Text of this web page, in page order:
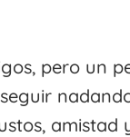
pero un
amistad